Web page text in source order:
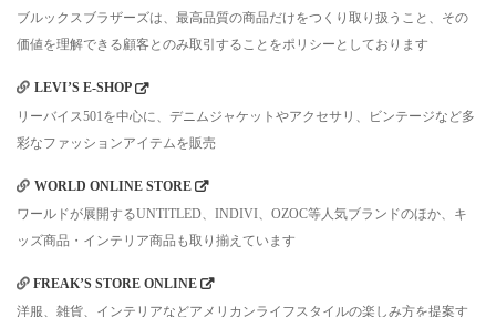
ブルックスブラザーズは、最高品質の商品だけをつくり取り扱うこと、その
価値を理解できる顧客とのみ取引することをポリシーとしております
LEVI’S E-SHOP
リーバイス501を中心に、デニムジャケットやアクセサリ、ビンテージなど多
彩なファッションアイテムを販売
WORLD ONLINE STORE
ワールドが展開するUNTITLED、INDIVI、OZOC等人気ブランドのほか、キ
ッズ商品・インテリア商品も取り揃えています
FREAK’S STORE ONLINE
洋服、雑貨、インテリアなどアメリカンライフスタイルの楽しみ方を提案す